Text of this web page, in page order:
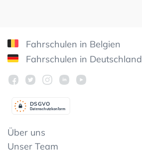
Fahrschulen in Belgien
Fahrschulen in Deutschland
Datenschutzkonform
DSGVO
Über uns
Unser Team